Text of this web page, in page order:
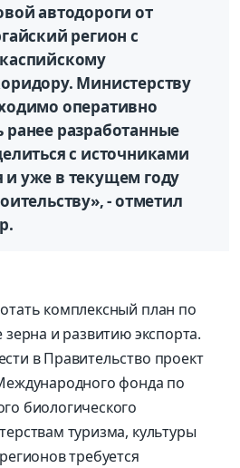
автодороги от
регион с
Министерству
оперативно
ранее разработанные
с источниками
уже в текущем году
- отметил
комплексный план по
и развитию экспорта.
в Правительство проект
фонда по
биологического
туризма, культуры
требуется